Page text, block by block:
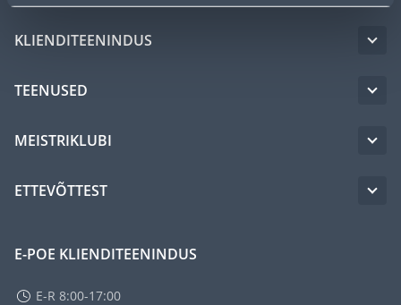
KLIENDITEENINDUS
TEENUSED
MEISTRIKLUBI
ETTEVÕTTEST
E-POE KLIENDITEENINDUS
E-R 8:00-17:00